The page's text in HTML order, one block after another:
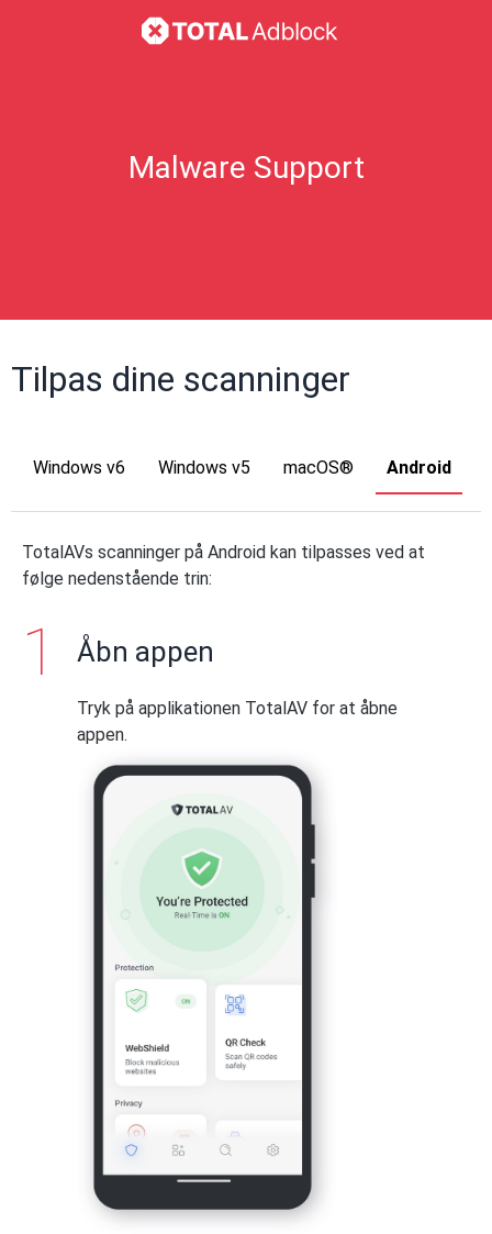
Malware Support
Tilpas dine scanninger
Windows v6 Windows v5 macOS® Android
TotalAVs scanninger på Android kan tilpasses ved at
følge nedenstående trin:
Åbn appen
Tryk på applikationen TotalAV for at åbne
appen.